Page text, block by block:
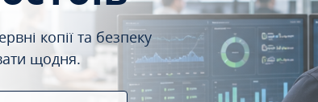
копії та безпеку
щодня.